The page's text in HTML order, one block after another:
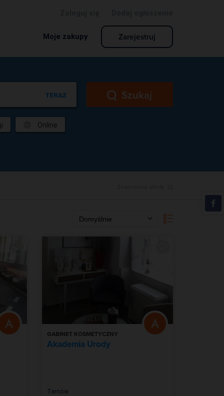
Moje zakupy Zarejestruj
TERAZ Szukaj
Online
Domyślnie
GABINET KOSMETYCZNY
Akademia Urody
Tarnów